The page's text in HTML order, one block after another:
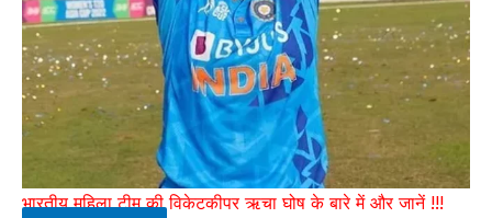
भारतीय महिला टीम की विकेटकीपर ऋचा घोष के बारे में और जानें !!!